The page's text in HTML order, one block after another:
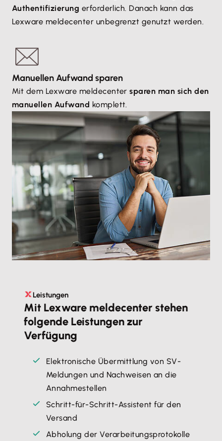
Authentifizierung erforderlich. Danach kann das
Lexware meldecenter unbegrenzt genutzt werden.
Manuellen Aufwand sparen
Mit dem Lexware meldecentersparen man sich den
manuellen Aufwand komplett.
Leistungen
Mit Lexware meldecenter stehen
folgende Leistungen zur
Verfügung
Elektronische Übermittlung von SV-
Meldungen und Nachweisen an die
Annahmestellen
Schritt-für-Schritt-Assistent für den
Versand
Abholung der Verarbeitungsprotokolle